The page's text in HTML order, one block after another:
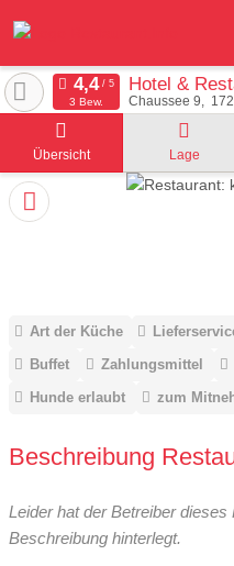
Hotel &
Chaussee 9
3 Bew.
Übersicht Lage
Art der Küche
Buffet
Zahlungsmittel
Hunde erlaubt
zum
Beschreibung
Leider hat der Betreiber
Beschreibung hinterlegt.